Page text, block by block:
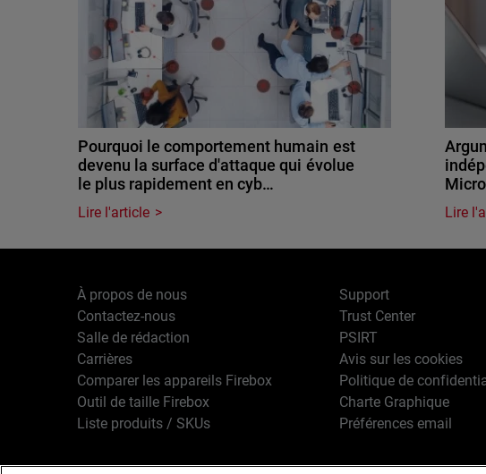
Pourquoi le comportement humain est
devenu la surface d'attaque qui évolue
le plus rapidement en cyb…
Lire l'article Lire
À propos de nous
Contactez-nous
Salle de rédaction
Carrières
Comparer les appareils Firebox
Outil de taille Firebox
Liste produits / SKUs
Support
Trust Center
PSIRT
Avis sur les cookies
Politique de
Charte Graphique
Préférences email